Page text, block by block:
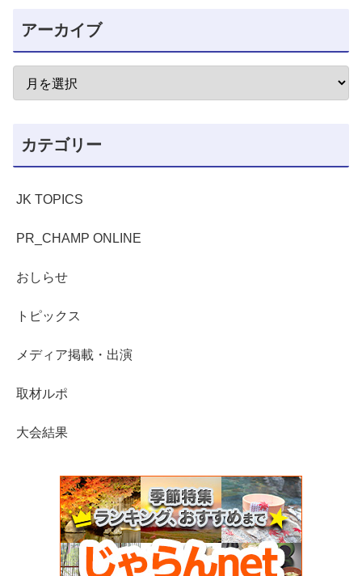
アーカイブ
カテゴリー
JK TOPICS
PR_CHAMP ONLINE
おしらせ
トピックス
メディア掲載・出演
取材ルポ
大会結果